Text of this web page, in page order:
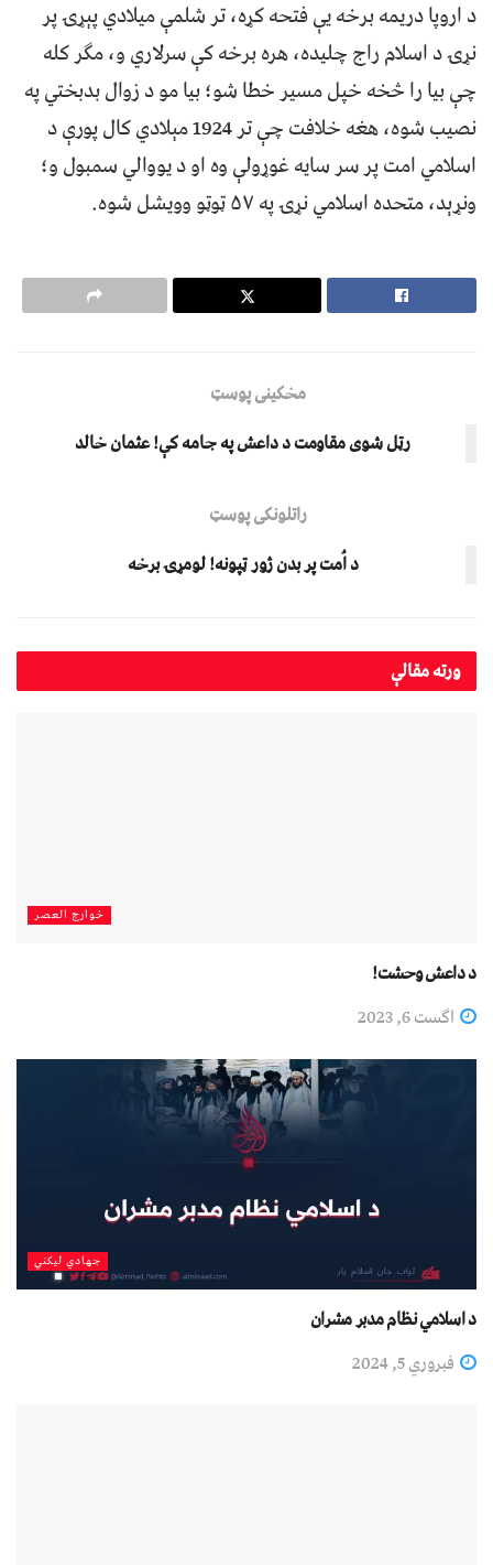
د اروپا دریمه برخه یې فتحه کړه، تر شلمې میلادي پېړۍ پر
نړۍ د اسلام راج چلیده، هره برخه کې سرلاري و، مګر کله
چې بیا را څخه خپل مسیر خطا شو؛ بیا مو د زوال بدبختي په
نصیب شوه، هغه خلافت چې تر 1924 مېلادي کال پورې د
اسلامي امت پر سر سایه غوړولې وه او د یووالي سمبول و؛
ونړېد، متحده اسلامي نړۍ په ۵۷ ټوټو وویشل شوه.
مخکینی پوسټ
رټل شوی مقاومت د داعش په جامه کې! عثمان خالد
راتلونکی پوسټ
د اُمت پر بدن ژور ټپونه! لومړۍ برخه
ورتهمقالې
خوارج العصر
د داعش وحشت!
اگست 6, 2023
جهادي لیکني
د اسلامي نظام مدبر مشران
فبروري 5, 2024